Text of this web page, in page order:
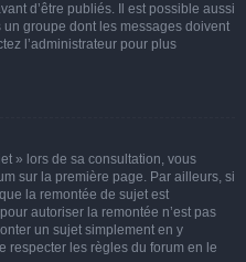
d’être publiés. Il est possible aussi
groupe dont les messages doivent
l’administrateur pour plus
» lors de sa consultation, vous
sur la première page. Par ailleurs, si
la remontée de sujet est
autoriser la remontée n’est pas
un sujet simplement en y
respecter les règles du forum en le